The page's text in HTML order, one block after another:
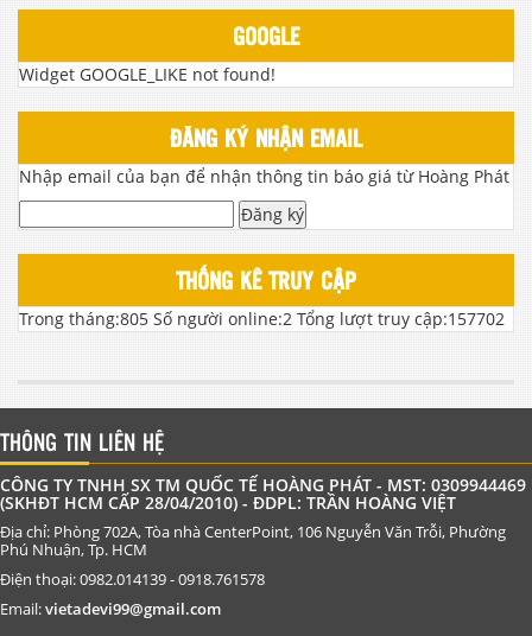
GOOGLE
Widget GOOGLE_LIKE not found!
ĐĂNG KÝ NHẬN EMAIL
Nhập email của bạn để nhận thông tin báo giá từ Hoàng Phát
Đăng ký
THỐNG KÊ TRUY CẬP
Trong tháng:805 Số người online:2 Tổng lượt truy cập:157702
THÔNG TIN LIÊN HỆ
CÔNG TY TNHH SX TM QUỐC TẾ HOÀNG PHÁT - MST: 0309944469
(SKHĐT HCM CẤP 28/04/2010) - ĐDPL: TRẦN HOÀNG VIỆT
Địa chỉ: Phòng 702A, Tòa nhà CenterPoint, 106 Nguyễn Văn Trỗi, Phường
Phú Nhuận, Tp. HCM
Điện thoại: 0982.014139 - 0918.761578
Email:vietadevi99@gmail.com